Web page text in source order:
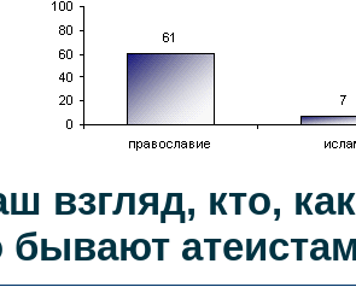
взгляд, кто,
бывают